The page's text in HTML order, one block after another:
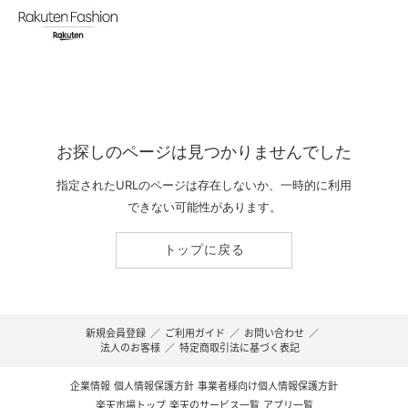
お探しのページは見つかりませんでした
指定されたURLのページは存在しないか、一時的に利用
できない可能性があります。
トップに戻る
新規会員登録 ／ ご利用ガイド ／ お問い合わせ ／
法人のお客様 ／ 特定商取引法に基づく表記
企業情報 個人情報保護方針 事業者様向け個人情報保護方針
楽天市場トップ 楽天のサービス一覧 アプリ一覧